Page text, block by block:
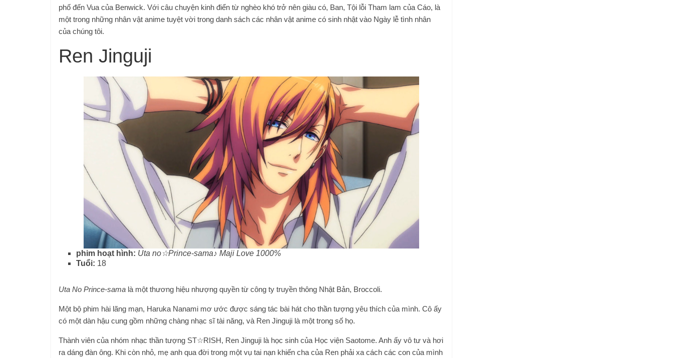
phố đến Vua của Benwick. Với câu chuyện kinh điển từ nghèo khó trở nên giàu có, Ban, Tội lỗi Tham lam của Cáo, là
một trong những nhân vật anime tuyệt vời trong danh sách các nhân vật anime có sinh nhật vào Ngày lễ tình nhân
của chúng tôi.
Ren Jinguji
phim hoạt hình: Uta no☆Prince-sama♪ Maji Love 1000%
Tuổi: 18
Uta No Prince-sama là một thương hiệu nhượng quyền từ công ty truyền thông Nhật Bản, Broccoli.
Một bộ phim hài lãng mạn, Haruka Nanami mơ ước được sáng tác bài hát cho thần tượng yêu thích của mình. Cô ấy
có một dàn hậu cung gồm những chàng nhạc sĩ tài năng, và Ren Jinguji là một trong số họ.
Thành viên của nhóm nhạc thần tượng ST☆RISH, Ren Jinguji là học sinh của Học viện Saotome. Anh ấy vô tư và hơi
ra dáng đàn ông. Khi còn nhỏ, mẹ anh qua đời trong một vụ tai nạn khiến cha của Ren phải xa cách các con của mình